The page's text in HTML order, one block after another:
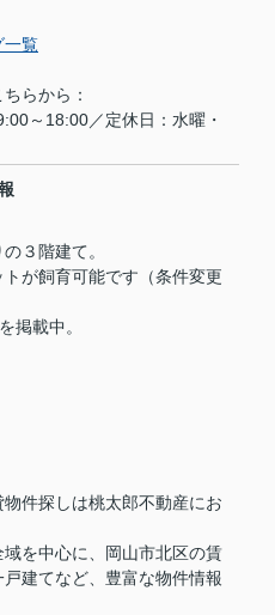
一覧
らから：
～18:00／定休日：水曜・
３階建て。
が飼育可能です（条件変更
掲載中。
件探しは桃太郎不動産にお
を中心に、岡山市北区の賃
建てなど、豊富な物件情報